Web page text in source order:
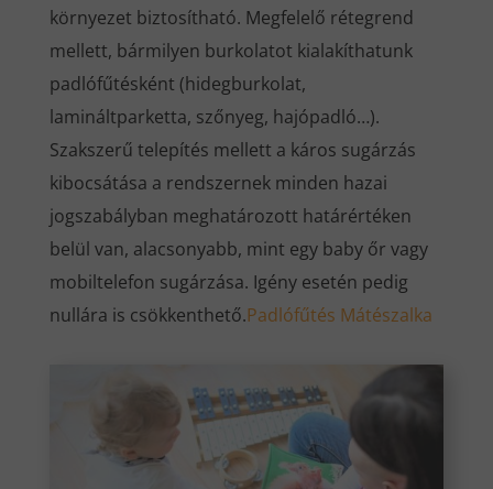
környezet biztosítható. Megfelelő rétegrend
mellett, bármilyen burkolatot kialakíthatunk
padlófűtésként (hidegburkolat,
lamináltparketta, szőnyeg, hajópadló…).
Szakszerű telepítés mellett a káros sugárzás
kibocsátása a rendszernek minden hazai
jogszabályban meghatározott határértéken
belül van, alacsonyabb, mint egy baby őr vagy
mobiltelefon sugárzása. Igény esetén pedig
nullára is csökkenthető.Padlófűtés Mátészalka